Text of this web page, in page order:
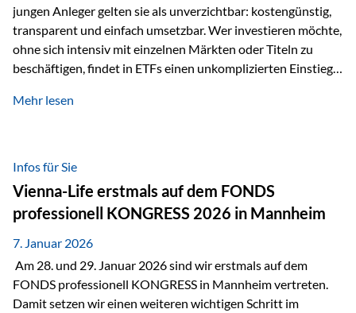
jungen Anleger gelten sie als unverzichtbar: kostengünstig,
transparent und einfach umsetzbar. Wer investieren möchte,
ohne sich intensiv mit einzelnen Märkten oder Titeln zu
beschäftigen, findet in ETFs einen unkomplizierten Einstieg
werden häufig kritisch betrachtet. Sie gelten als teurer,
Beide Ansätze haben ihre Berechtigung und ihre Stärken
entfalten sie oft gerade in Kombination. ETFs: Effizient, breit
gestreut und klar strukturiert…
Mehr lesen
Infos für Sie
Vienna-Life erstmals auf dem FONDS
professionell KONGRESS 2026 in Mannheim
7. Januar 2026
Am 28. und 29. Januar 2026 sind wir erstmals auf dem
FONDS professionell KONGRESS in Mannheim vertreten.
Damit setzen wir einen weiteren wichtigen Schritt im